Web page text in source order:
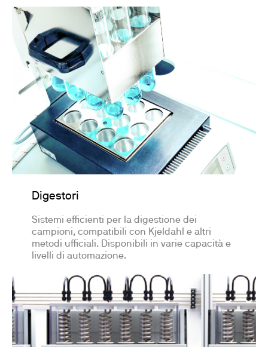
Digestori
Sistemi efficienti per la digestione dei
campioni, compatibili con Kjeldahl e altri
metodi ufficiali. Disponibili in varie capacità e
livelli di automazione.